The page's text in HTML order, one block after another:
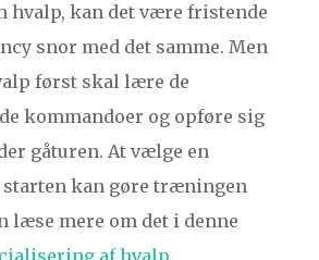
hvalp, kan det være fristende
snor med det samme. Men
først skal lære de
kommandoer og opføre sig
gåturen. At vælge en
kan gøre træningen
læse mere om det i denne